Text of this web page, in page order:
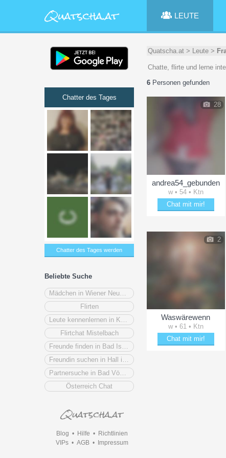
LEUTE
Chatter des Tages
Chatter des Tages werden
Beliebte Suche
Flirten
Flirtchat Mistelbach
Österreich Chat
Blog • Hilfe • Richtlinien
VIPs• AGB• Impressum
Quatscha.at > Leute >
Chatte, flirte und lerne
6 Personen gefunden
28
andrea54_gebunden
w • 54 • Ktn
Chat mit mir!
2
Waswärewenn
w • 61 • Ktn
Chat mit mir!